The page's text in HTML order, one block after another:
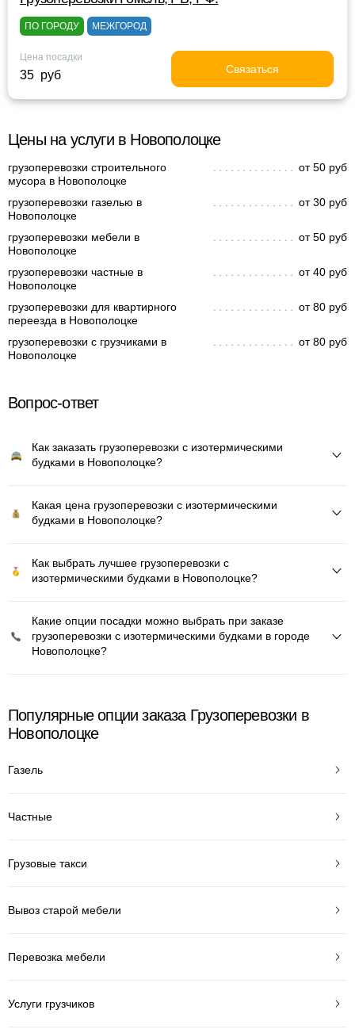
ПО ГОРОДУ МЕЖГОРОД
Цена посадки
35 руб Связаться
Цены на услуги в Новополоцке
грузоперевозки строительного
мусора в Новополоцке
от 50 руб
грузоперевозки газелью в
Новополоцке
от 30 руб
грузоперевозки мебели в
Новополоцке
от 50 руб
грузоперевозки частные в
Новополоцке
от 40 руб
грузоперевозки для квартирного
переезда в Новополоцке
от 80 руб
грузоперевозки с грузчиками в
Новополоцке
от 80 руб
Вопрос-ответ
Как заказать грузоперевозки с изотермическими
будками в Новополоцке?
Какая цена грузоперевозки с изотермическими
будками в Новополоцке?
Как выбрать лучшее грузоперевозки с
изотермическими будками в Новополоцке?
Какие опции посадки можно выбрать при заказе
грузоперевозки с изотермическими будками в городе
Новополоцке?
Популярные опции заказа Грузоперевозки в
Новополоцке
Газель
Частные
Грузовые такси
Вывоз старой мебели
Перевозка мебели
Услуги грузчиков